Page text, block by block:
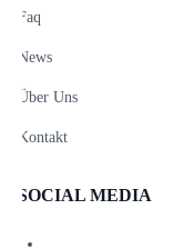
Faq
News
Über Uns
Kontakt
SOCIAL MEDIA